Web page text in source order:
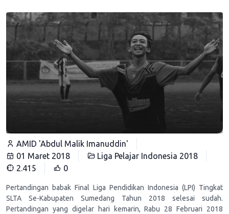
AMID 'Abdul Malik Imanuddin'
01 Maret 2018
Liga Pelajar Indonesia 2018
2.415
0
Pertandingan babak Final Liga Pendidikan Indonesia (LPI) Tingkat
SLTA Se-Kabupaten Sumedang Tahun 2018 selesai sudah.
Pertandingan yang digelar hari kemarin, Rabu 28 Februari 2018